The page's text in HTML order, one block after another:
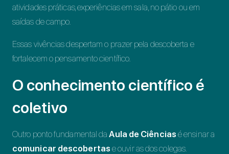
atividades práticas, experiências em sala, no pátio ou em
saídas de campo.
Essas vivências despertam o prazer pela descoberta e
fortalecem o pensamento científico.
O conhecimento científico é
coletivo
Outro ponto fundamental daAula de Ciências é ensinar a
comunicar descobertas e ouvir as dos colegas.